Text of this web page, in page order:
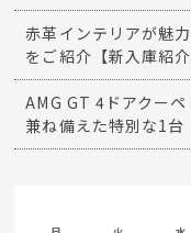
赤革インテリアが魅
をご紹介【新入庫紹介
AMG GT 4ドアクー
兼ね備えた特別な1台